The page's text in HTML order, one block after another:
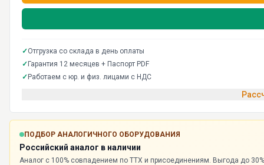
✓Отгрузка со склада в день оплаты
✓ Гарантия 12 месяцев + Паспорт PDF
✓ Работаем с юр. и физ. лицами с НДС
ПОДБОР АНАЛОГИЧНОГО ОБОРУДОВАНИЯ
Российский аналог в наличии
Аналог с 100% совпадением по ТТХ и присоединениям. Выгода до